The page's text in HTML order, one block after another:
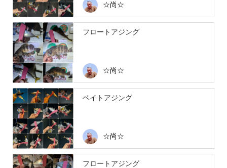
☆尚☆
フロートアジング
☆尚☆
ベイトアジング
☆尚☆
フロートアジング